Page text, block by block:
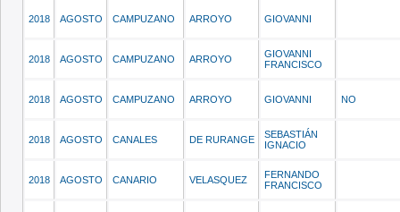
2018 AGOSTO CAMPUZANO ARROYO GIOVANNI
2018 AGOSTO CAMPUZANO ARROYO
GIOVANNI
FRANCISCO
2018 AGOSTO CAMPUZANO ARROYO GIOVANNI NO
2018 AGOSTO CANALES DE RURANGE
SEBASTIÁN
IGNACIO
2018 AGOSTO CANARIO VELASQUEZ
FERNANDO
FRANCISCO